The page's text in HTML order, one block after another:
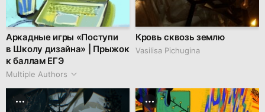
Аркадные игры «Поступи
в Школу дизайна» | Прыжок
к баллам ЕГЭ
Multiple Authors
Кровь сквозь землю
Vasilisa Pichugina